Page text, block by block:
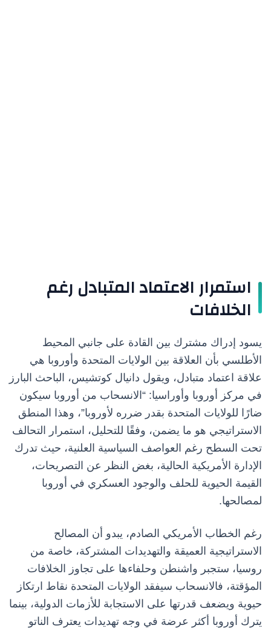
استمرار الاعتماد المتبادل رغم
الخلافات
يسود إدراك مشترك بين القادة على جانبي المحيط
الأطلسي بأن العلاقة بين الولايات المتحدة وأوروبا هي
علاقة اعتماد متبادل، ويقول دانيال كوتشيس، الباحث البارز
في مركز أوروبا وأوراسيا: “الانسحاب من أوروبا سيكون
ضارًا للولايات المتحدة بقدر ضرره لأوروبا”، وهذا المنطق
الاستراتيجي هو ما يضمن، وفقًا للتحليل، استمرار التحالف
تحت السطح رغم العواصف السياسية العلنية، حيث تدرك
الإدارة الأمريكية الحالية، بغض النظر عن التصريحات،
القيمة الحيوية للحلف والوجود العسكري في أوروبا
لمصالحها.
رغم الخطاب الأمريكي الصادم، يبدو أن المصالح
الاستراتيجية العميقة والتهديدات المشتركة، خاصة من
روسيا، ستجبر واشنطن وحلفاءها على تجاوز الخلافات
المؤقتة، فالانسحاب سيفقد الولايات المتحدة نقاط ارتكاز
حيوية ويضعف قدرتها على الاستجابة للأزمات الدولية، بينما
يترك أوروبا أكثر عرضة في وجه تهديدات يعترف الناتو